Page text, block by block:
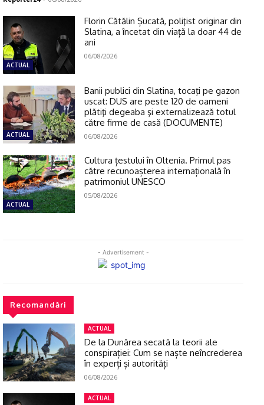
ACTUAL
Florin Cătălin Șucată, poliţist originar din
Slatina, a încetat din viață la doar 44 de
ani
06/08/2026
ACTUAL
Banii publici din Slatina, tocaţi pe gazon
uscat: DUS are peste 120 de oameni
plătiţi degeaba şi externalizează totul
către firme de casă (DOCUMENTE)
06/08/2026
ACTUAL
Cultura țestului în Oltenia. Primul pas
către recunoașterea internațională în
patrimoniul UNESCO
05/08/2026
- Advertisement -
Recomandări
ACTUAL
De la Dunărea secată la teorii ale
conspirației: Cum se naște neîncrederea
în experți și autorități
06/08/2026
ACTUAL